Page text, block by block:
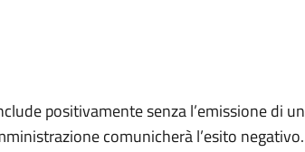
positivamente senza l’emissione di un
comunicherà l’esito negativo.